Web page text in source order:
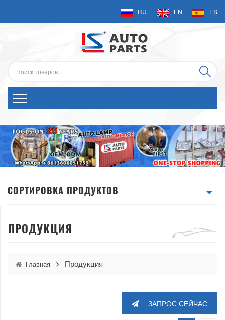
RU EN ES
СОРТИРОВКА ПРОДУКТОВ
ПРОДУКЦИЯ
Главная Продукция
ЗАПРОС СЕЙЧАС